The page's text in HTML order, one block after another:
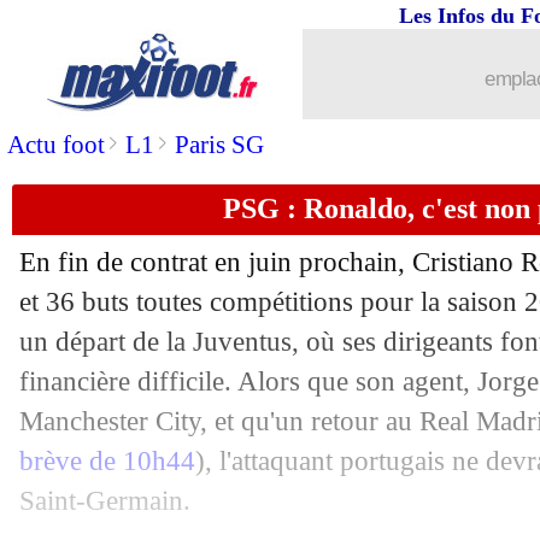
Actu foot> L1 > Paris SG
Les Infos du
PSG : Ronaldo, c'est non
En fin de contrat en juin prochain, Cristiano
et 36 buts toutes compétitions pour la saison
un départ de la Juventus, où ses dirigeants
financière difficile. Alors que son agent,
Manchester City, et qu'un retour au Real
brève de 10h44), l'attaquant portugais ne
Saint-Germain.
Clermont : L1-L2, Gastien n'a "rien
17/08 Roma: Florenzi à Milan, ça brûle
17/08 Juve: Locatelli, c'est bouclé
17/08 Lyon: Govou ne voit pas de leaders
17/08 Dortmund : Delaney va rejoindre
17/08 Séville: Rony Lopes encore prêté
17/08 Lyon: Marcelo mis à l'écart (officiel)